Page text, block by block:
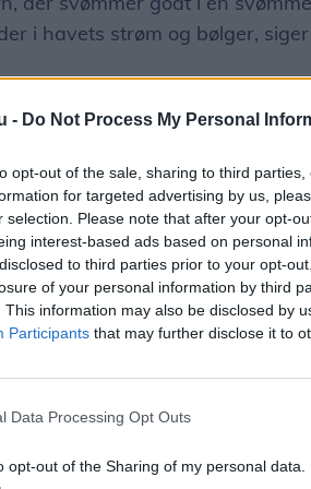
- Do Not Process My Personal
opt-out of the sale, sharing to third
for targeted advertising by us,
selection. Please note that after your opt-
interest-based ads based on personal
to third parties prior to your opt-
of your personal information by third
This information may also be disclosed by
Participants that may further disclose it to
Data Processing Opt Outs
opt-out of the Sharing of my personal data.
i havets strøm og bølger,
dette kom til udtryk i sidste uge
Brygge i København.
vandet ved det store
lignede leg, men livredderne
vejret.
af vandet. Bortset fra
hvor alvorlig situationen
en badetur kan ende fatalt. De
deres børn - især når børnene